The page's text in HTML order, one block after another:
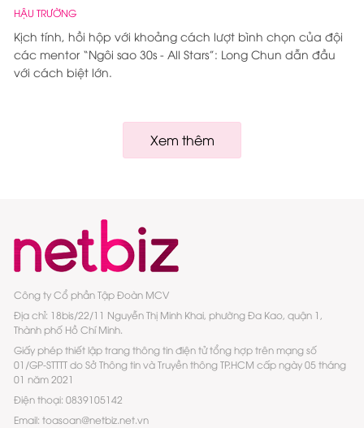
HẬU TRƯỜNG
Kịch tính, hồi hộp với khoảng cách lượt bình chọn của đội
các mentor “Ngôi sao 30s - All Stars”: Long Chun dẫn đầu
với cách biệt lớn.
Xem thêm
Công ty Cổ phần Tập Đoàn MCV
Địa chỉ: 18bis/22/11 Nguyễn Thị Minh Khai, phường Đa Kao, quận 1,
Thành phố Hồ Chí Minh.
Giấy phép thiết lập trang thông tin điện tử tổng hợp trên mạng số
01/GP-STTTT do Sở Thông tin và Truyền thông TP.HCM cấp ngày 05 tháng
01 năm 2021
Điện thoại: 0839105142
Email: toasoan@netbiz.net.vn